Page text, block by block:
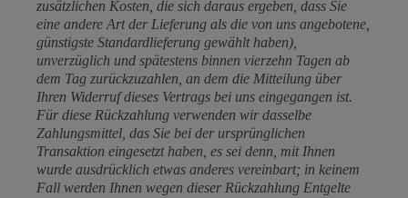
zusätzlichen Kosten, die sich daraus ergeben, dass Sie
eine andere Art der Lieferung als die von uns angebotene,
günstigste Standardlieferung gewählt haben),
unverzüglich und spätestens binnen vierzehn Tagen ab
dem Tag zurückzuzahlen, an dem die Mitteilung über
Ihren Widerruf dieses Vertrags bei uns eingegangen ist.
Für diese Rückzahlung verwenden wir dasselbe
Zahlungsmittel, das Sie bei der ursprünglichen
Transaktion eingesetzt haben, es sei denn, mit Ihnen
wurde ausdrücklich etwas anderes vereinbart; in keinem
Fall werden Ihnen wegen dieser Rückzahlung Entgelte